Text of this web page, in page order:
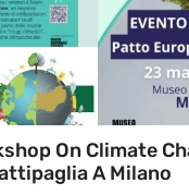
On Climate
A Milano